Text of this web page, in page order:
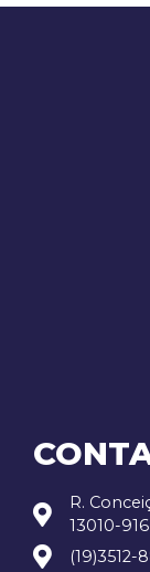
R.
13010-916
(19)3512-